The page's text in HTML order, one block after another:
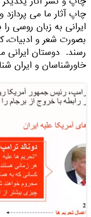
چاپ آثار ما می پردازد
ایرانی به زبان روسی
بصورت شعر و
رسند. دوستان ایرانی
خاورشناسان و ایران